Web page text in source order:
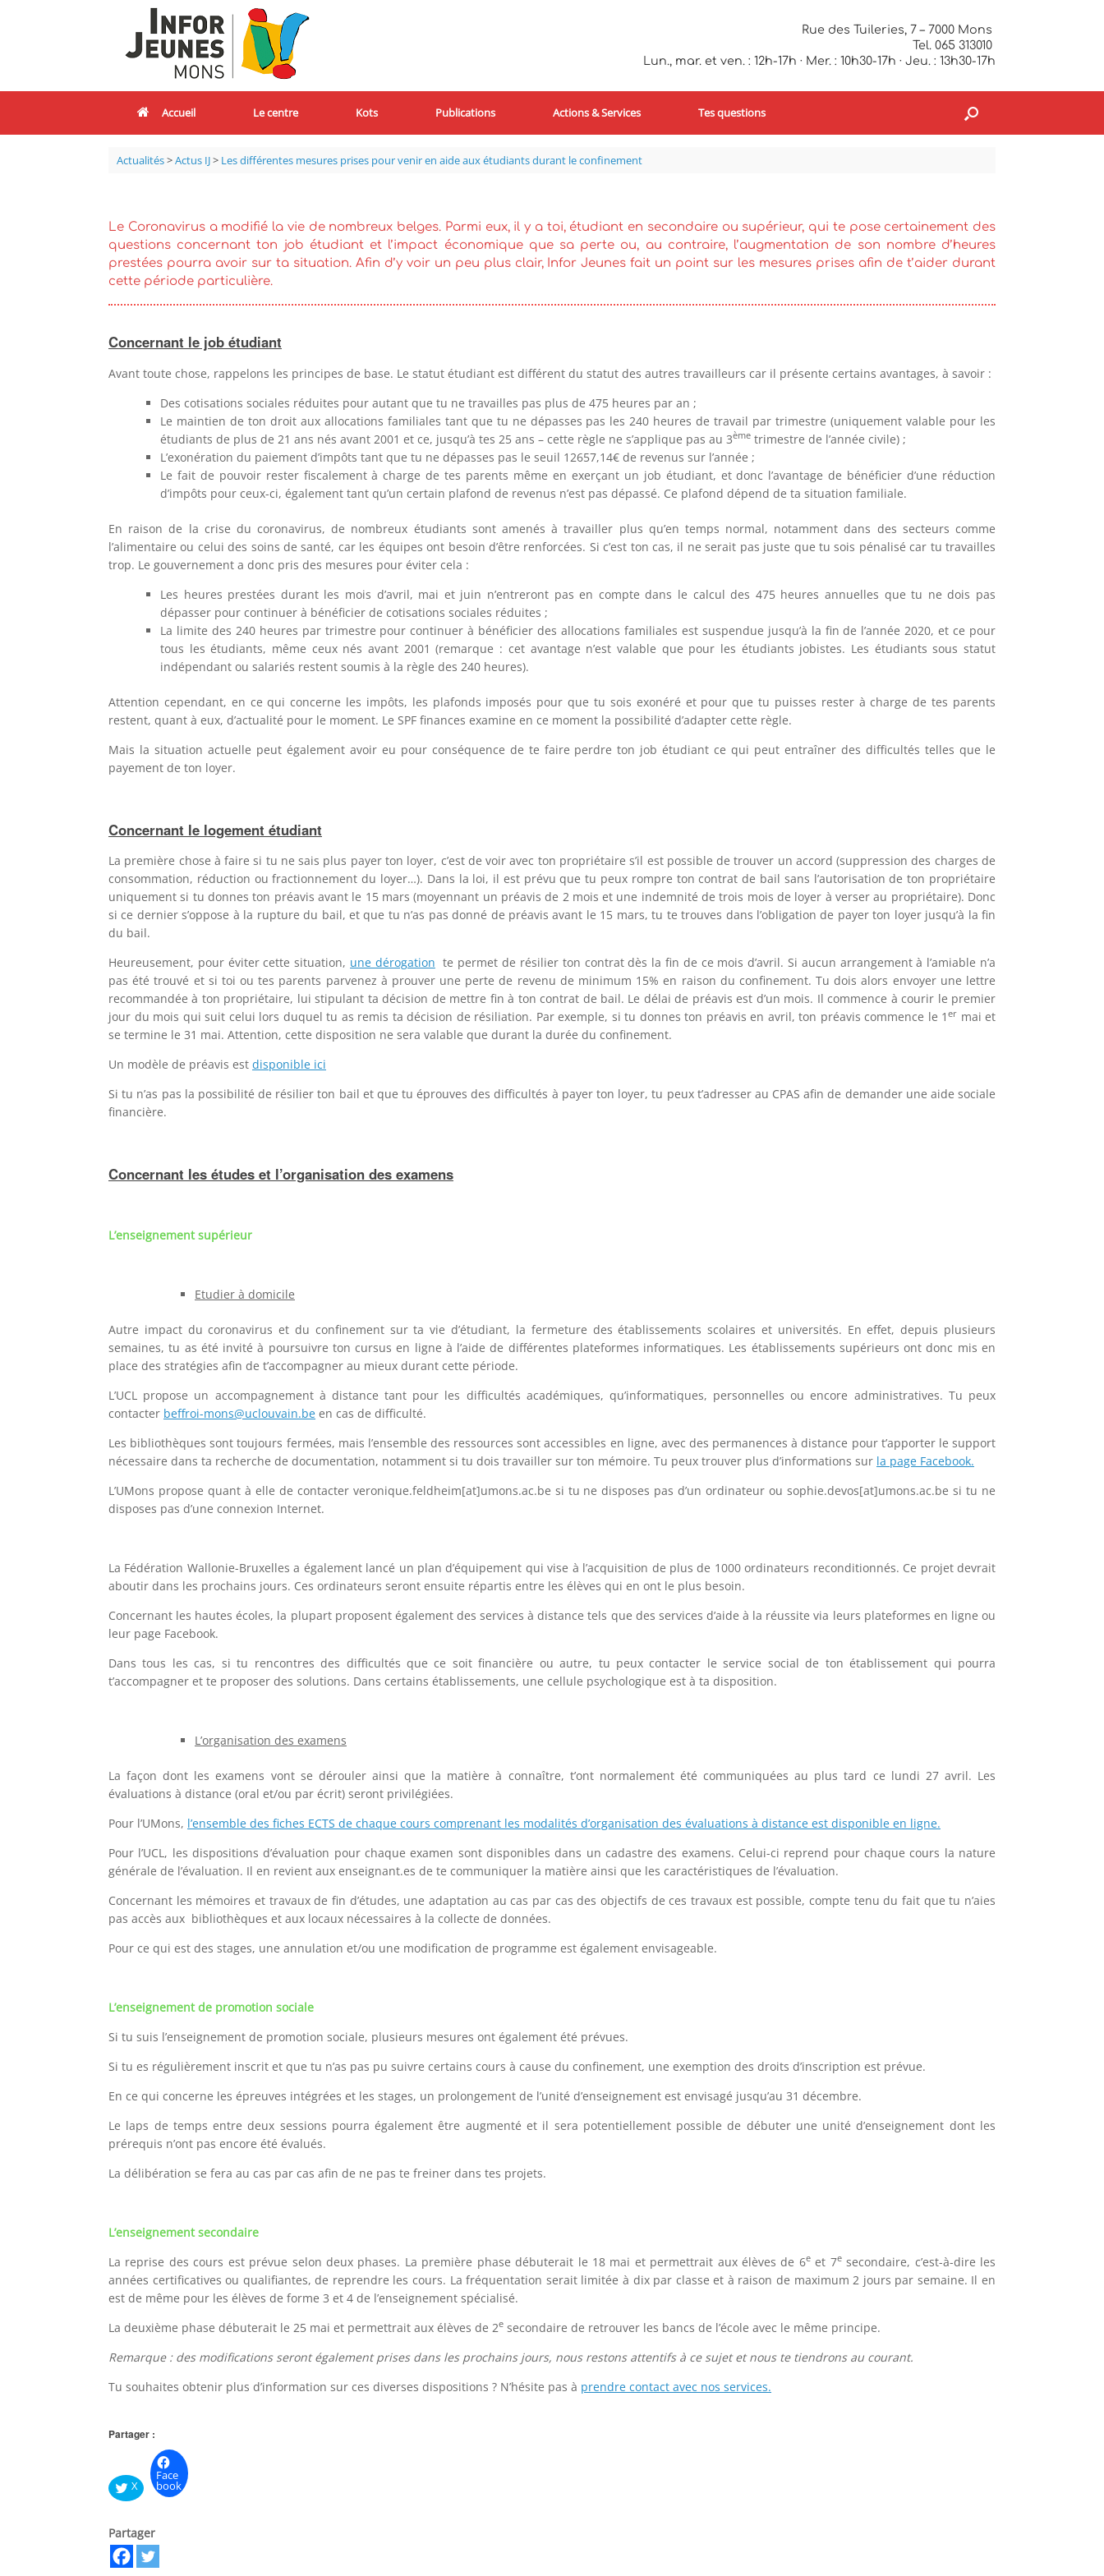
Rue des Tuileries, 7 – 7000 Mons
Tel. 065 313010
Lun., mar. et ven. : 12h-17h · Mer. : 10h30-17h · Jeu. : 13h30-17h
Accueil Le centre Kots Publications Actions & Services Tes questions
Actualités>Actus IJ> Les différentes mesures prises pour venir en aide aux étudiants durant le confinement
Le Coronavirus a modifié la vie de nombreux belges. Parmi eux, il y a toi, étudiant en secondaire ou supérieur, qui te pose certainement des
questions concernant ton job étudiant et l’impact économique que sa perte ou, au contraire, l’augmentation de son nombre d’heures
prestées pourra avoir sur ta situation. Afin d’y voir un peu plus clair, Infor Jeunes fait un point sur les mesures prises afin de t’aider durant
cette période particulière.
Concernant le job étudiant
Avant toute chose, rappelons les principes de base. Le statut étudiant est différent du statut des autres travailleurs car il présente certains avantages, à savoir :
Des cotisations sociales réduites pour autant que tu ne travailles pas plus de 475 heures par an ;
Le maintien de ton droit aux allocations familiales tant que tu ne dépasses pas les 240 heures de travail par trimestre (uniquement valable pour les
étudiants de plus de 21 ans nés avant 2001 et ce, jusqu’à tes 25 ans – cette règle ne s’applique pas au 3ème trimestre de l’année civile) ;
L’exonération du paiement d’impôts tant que tu ne dépasses pas le seuil 12657,14€ de revenus sur l’année ;
Le fait de pouvoir rester fiscalement à charge de tes parents même en exerçant un job étudiant, et donc l’avantage de bénéficier d’une réduction
d’impôts pour ceux-ci, également tant qu’un certain plafond de revenus n’est pas dépassé. Ce plafond dépend de ta situation familiale.
En raison de la crise du coronavirus, de nombreux étudiants sont amenés à travailler plus qu’en temps normal, notamment dans des secteurs comme
l’alimentaire ou celui des soins de santé, car les équipes ont besoin d’être renforcées. Si c’est ton cas, il ne serait pas juste que tu sois pénalisé car tu travailles
trop. Le gouvernement a donc pris des mesures pour éviter cela :
Les heures prestées durant les mois d’avril, mai et juin n’entreront pas en compte dans le calcul des 475 heures annuelles que tu ne dois pas
dépasser pour continuer à bénéficier de cotisations sociales réduites ;
La limite des 240 heures par trimestre pour continuer à bénéficier des allocations familiales est suspendue jusqu’à la fin de l’année 2020, et ce pour
tous les étudiants, même ceux nés avant 2001 (remarque : cet avantage n’est valable que pour les étudiants jobistes. Les étudiants sous statut
indépendant ou salariés restent soumis à la règle des 240 heures).
Attention cependant, en ce qui concerne les impôts, les plafonds imposés pour que tu sois exonéré et pour que tu puisses rester à charge de tes parents
restent, quant à eux, d’actualité pour le moment. Le SPF finances examine en ce moment la possibilité d’adapter cette règle.
Mais la situation actuelle peut également avoir eu pour conséquence de te faire perdre ton job étudiant ce qui peut entraîner des difficultés telles que le
payement de ton loyer.
Concernant le logement étudiant
La première chose à faire si tu ne sais plus payer ton loyer, c’est de voir avec ton propriétaire s’il est possible de trouver un accord (suppression des charges de
consommation, réduction ou fractionnement du loyer…). Dans la loi, il est prévu que tu peux rompre ton contrat de bail sans l’autorisation de ton propriétaire
uniquement si tu donnes ton préavis avant le 15 mars (moyennant un préavis de 2 mois et une indemnité de trois mois de loyer à verser au propriétaire). Donc
si ce dernier s’oppose à la rupture du bail, et que tu n’as pas donné de préavis avant le 15 mars, tu te trouves dans l’obligation de payer ton loyer jusqu’à la fin
du bail.
Heureusement, pour éviter cette situation, une dérogation te permet de résilier ton contrat dès la fin de ce mois d’avril. Si aucun arrangement à l’amiable n’a
pas été trouvé et si toi ou tes parents parvenez à prouver une perte de revenu de minimum 15% en raison du confinement. Tu dois alors envoyer une lettre
recommandée à ton propriétaire, lui stipulant ta décision de mettre fin à ton contrat de bail. Le délai de préavis est d’un mois. Il commence à courir le premier
jour du mois qui suit celui lors duquel tu as remis ta décision de résiliation. Par exemple, si tu donnes ton préavis en avril, ton préavis commence le 1 er mai et
se termine le 31 mai. Attention, cette disposition ne sera valable que durant la durée du confinement.
Un modèle de préavis est disponible ici
Si tu n’as pas la possibilité de résilier ton bail et que tu éprouves des difficultés à payer ton loyer, tu peux t’adresser au CPAS afin de demander une aide sociale
financière.
Concernant les études et l’organisation des examens
L’enseignement supérieur
Etudier à domicile
Autre impact du coronavirus et du confinement sur ta vie d’étudiant, la fermeture des établissements scolaires et universités. En effet, depuis plusieurs
semaines, tu as été invité à poursuivre ton cursus en ligne à l’aide de différentes plateformes informatiques. Les établissements supérieurs ont donc mis en
place des stratégies afin de t’accompagner au mieux durant cette période.
L’UCL propose un accompagnement à distance tant pour les difficultés académiques, qu’informatiques, personnelles ou encore administratives. Tu peux
contacter beffroi-mons@uclouvain.be en cas de difficulté.
Les bibliothèques sont toujours fermées, mais l’ensemble des ressources sont accessibles en ligne, avec des permanences à distance pour t’apporter le support
nécessaire dans ta recherche de documentation, notamment si tu dois travailler sur ton mémoire. Tu peux trouver plus d’informations sur la page Facebook.
L’UMons propose quant à elle de contacter veronique.feldheim[at]umons.ac.be si tu ne disposes pas d’un ordinateur ou sophie.devos[at]umons.ac.be si tu ne
disposes pas d’une connexion Internet.
La Fédération Wallonie-Bruxelles a également lancé un plan d’équipement qui vise à l’acquisition de plus de 1000 ordinateurs reconditionnés. Ce projet devrait
aboutir dans les prochains jours. Ces ordinateurs seront ensuite répartis entre les élèves qui en ont le plus besoin.
Concernant les hautes écoles, la plupart proposent également des services à distance tels que des services d’aide à la réussite via leurs plateformes en ligne ou
leur page Facebook.
Dans tous les cas, si tu rencontres des difficultés que ce soit financière ou autre, tu peux contacter le service social de ton établissement qui pourra
t’accompagner et te proposer des solutions. Dans certains établissements, une cellule psychologique est à ta disposition.
L’organisation des examens
La façon dont les examens vont se dérouler ainsi que la matière à connaître, t’ont normalement été communiquées au plus tard ce lundi 27 avril. Les
évaluations à distance (oral et/ou par écrit) seront privilégiées.
Pour l’UMons, l’ensemble des fiches ECTS de chaque cours comprenant les modalités d’organisation des évaluations à distance est disponible en ligne.
Pour l’UCL, les dispositions d’évaluation pour chaque examen sont disponibles dans un cadastre des examens. Celui-ci reprend pour chaque cours la nature
générale de l’évaluation. Il en revient aux enseignant.es de te communiquer la matière ainsi que les caractéristiques de l’évaluation.
Concernant les mémoires et travaux de fin d’études, une adaptation au cas par cas des objectifs de ces travaux est possible, compte tenu du fait que tu n’aies
pas accès aux bibliothèques et aux locaux nécessaires à la collecte de données.
Pour ce qui est des stages, une annulation et/ou une modification de programme est également envisageable.
L’enseignement de promotion sociale
Si tu suis l’enseignement de promotion sociale, plusieurs mesures ont également été prévues.
Si tu es régulièrement inscrit et que tu n’as pas pu suivre certains cours à cause du confinement, une exemption des droits d’inscription est prévue.
En ce qui concerne les épreuves intégrées et les stages, un prolongement de l’unité d’enseignement est envisagé jusqu’au 31 décembre.
Le laps de temps entre deux sessions pourra également être augmenté et il sera potentiellement possible de débuter une unité d’enseignement dont les
prérequis n’ont pas encore été évalués.
La délibération se fera au cas par cas afin de ne pas te freiner dans tes projets.
L’enseignement secondaire
La reprise des cours est prévue selon deux phases. La première phase débuterait le 18 mai et permettrait aux élèves de 6eet 7esecondaire, c’est-à-dire les
années certificatives ou qualifiantes, de reprendre les cours. La fréquentation serait limitée à dix par classe et à raison de maximum 2 jours par semaine. Il en
est de même pour les élèves de forme 3 et 4 de l’enseignement spécialisé.
La deuxième phase débuterait le 25 mai et permettrait aux élèves de 2e secondaire de retrouver les bancs de l’école avec le même principe.
Remarque : des modifications seront également prises dans les prochains jours, nous restons attentifs à ce sujet et nous te tiendrons au courant.
Tu souhaites obtenir plus d’information sur ces diverses dispositions ? N’hésite pas à prendre contact avec nos services.
Partager :
X
Face
book
Partager